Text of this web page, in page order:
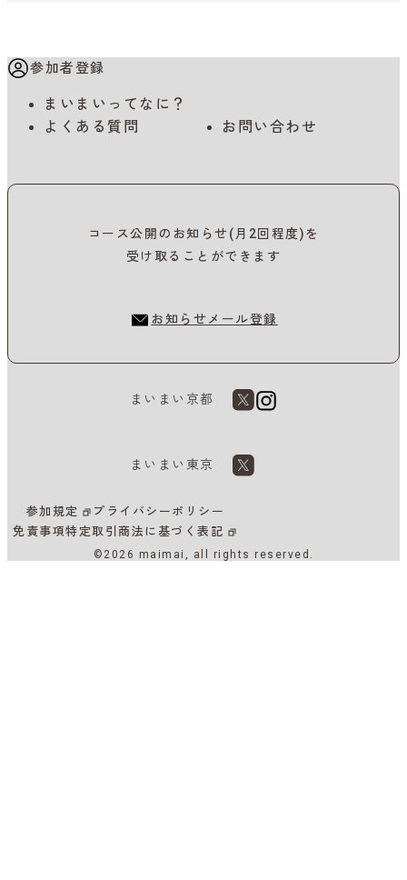
参加者登録
まいまいってなに？
よくある質問
お問い合わせ
コース公開のお知らせ(月2回程度)を
受け取ることができます
お知らせメール登録
まいまい京都
まいまい東京
参加規定
プライバシーポリシー
免責事項特定取引商法に基づく表記
©2026 maimai, all rights reserved.